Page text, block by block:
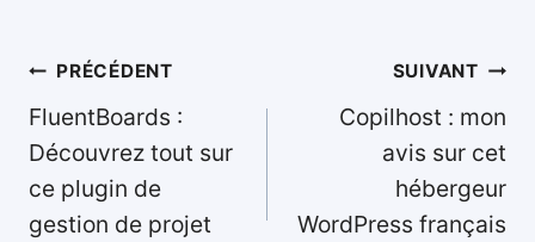
Navigation
de
l’article
PRÉCÉDENT
FluentBoards :
Découvrez tout sur
ce plugin de
gestion de projet
SUIVANT
Copilhost : mon
avis sur cet
hébergeur
WordPress français